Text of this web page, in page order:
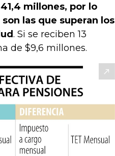
millones, por lo
las que superan los
. Si se reciben 13
de $9,6 millones.